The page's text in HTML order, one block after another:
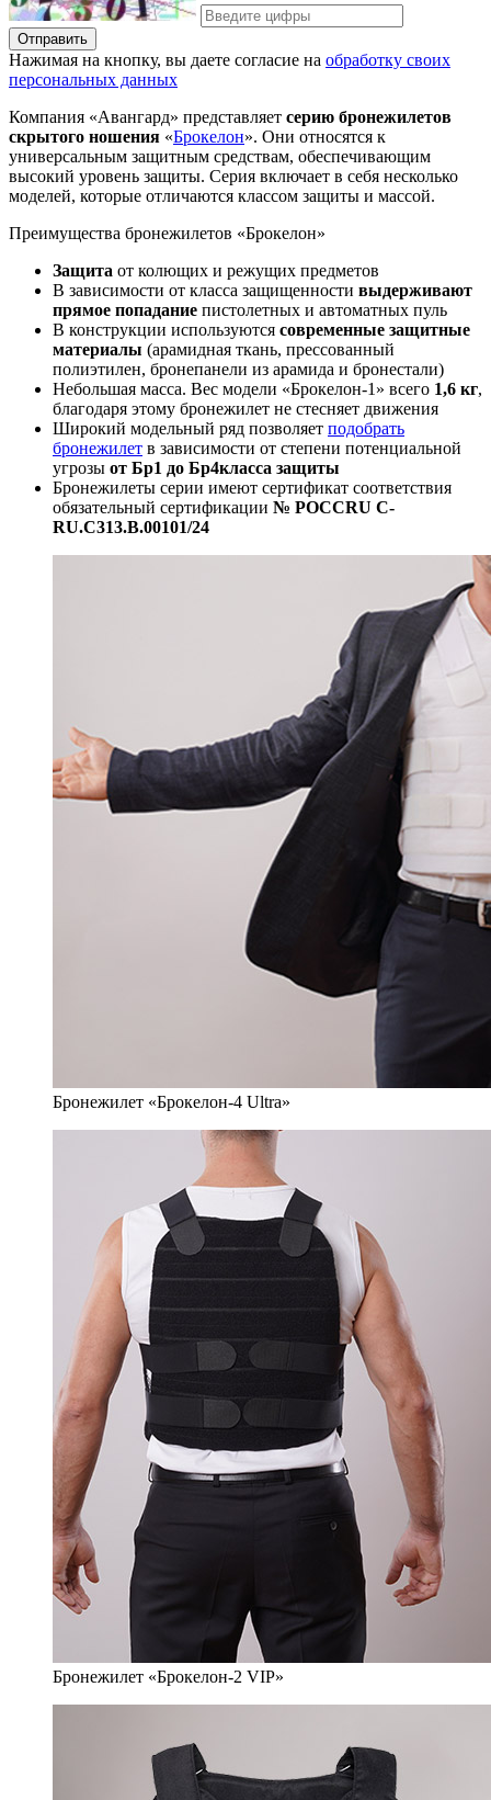
Отправить
Нажимая на кнопку, вы даете согласие на обработку своих
персональных данных
Компания «Авангард» представляет серию бронежилетов
скрытого ношения «Брокелон». Они относятся к
универсальным защитным средствам, обеспечивающим
высокий уровень защиты. Серия включает в себя несколько
моделей, которые отличаются классом защиты и массой.
Преимущества бронежилетов «Брокелон»
Защита от колющих и режущих предметов
В зависимости от класса защищенности выдерживают
прямое попадание пистолетных и автоматных пуль
В конструкции используются современные защитные
материалы (арамидная ткань, прессованный
полиэтилен, бронепанели из арамида и бронестали)
Небольшая масса. Вес модели «Брокелон-1» всего 1,6 кг,
благодаря этому бронежилет не стесняет движения
Широкий модельный ряд позволяет подобрать
бронежилет в зависимости от степени потенциальной
угрозы от Бр1 до Бр4класса защиты
Бронежилеты серии имеют сертификат соответствия
обязательный сертификации № РОССRU C-
RU.C313.B.00101/24
Бронежилет «Брокелон-4 Ultra»
Бронежилет «Брокелон-2 VIP»